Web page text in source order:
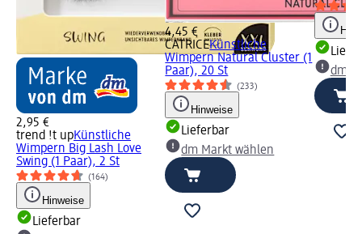
2,95 €
trend !t upKünstliche
Wimpern Big Lash Love
Swing (1 Paar), 2 St
(164)
Hinweise
Lieferbar
4,45 €
CATRICEKünstliche
Wimpern Natural Cluster (1
Paar), 20 St
(233)
Hinweise
Lieferbar
dm Markt wählen
dm